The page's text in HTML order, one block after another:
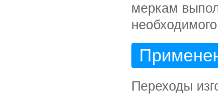
меркам
Переходы